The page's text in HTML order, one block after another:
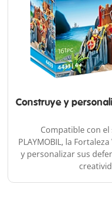
Construye y
Compatible con
PLAYMOBIL, la
y personalizar sus